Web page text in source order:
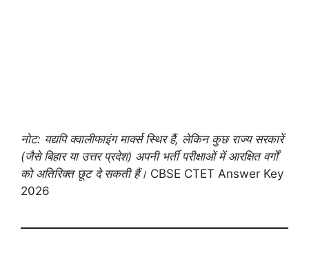
नोट: यद्यपि क्वालीफाइंग मार्क्स स्थिर हैं, लेकिन कुछ राज्य सरकारें
(जैसे बिहार या उत्तर प्रदेश) अपनी भर्ती परीक्षाओं में आरक्षित वर्गों
को अतिरिक्त छूट दे सकती हैं। CBSE CTET Answer Key
2026